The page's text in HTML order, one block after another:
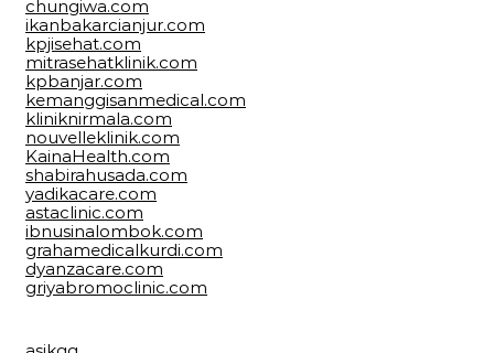
chungiwa.com
ikanbakarcianjur.com
kpjisehat.com
mitrasehatklinik.com
kpbanjar.com
kemanggisanmedical.com
kliniknirmala.com
nouvelleklinik.com
KainaHealth.com
shabirahusada.com
yadikacare.com
astaclinic.com
ibnusinalombok.com
grahamedicalkurdi.com
dyanzacare.com
griyabromoclinic.com